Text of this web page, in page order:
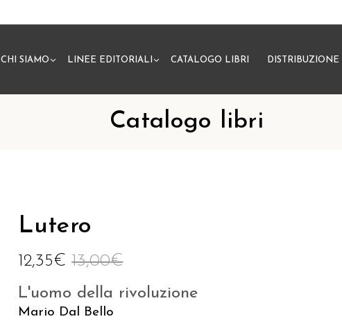
CHI SIAMO LINEE EDITORIALI CATALOGO LIBRI DISTRIBUZIONE
Catalogo libri
Lutero
13,00€
12,35€
L'uomo della rivoluzione
Mario Dal Bello